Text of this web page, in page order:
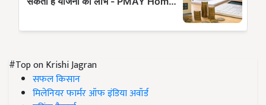
#Top on Krishi Jagran
सफल किसान
मिलेनियर फार्मर ऑफ इंडिया अवॉर्ड